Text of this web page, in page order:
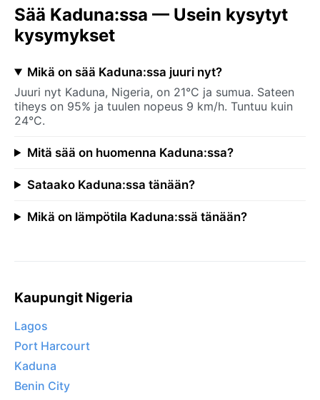
Sää Kaduna:ssa — Usein kysytyt
kysymykset
Mikä on sää Kaduna:ssa juuri nyt?
Juuri nyt Kaduna, Nigeria, on 21°C ja sumua. Sateen
tiheys on 95% ja tuulen nopeus 9 km/h. Tuntuu kuin
24°C.
Mitä sää on huomenna Kaduna:ssa?
Sataako Kaduna:ssa tänään?
Mikä on lämpötila Kaduna:ssä tänään?
Kaupungit Nigeria
Lagos
Port Harcourt
Kaduna
Benin City